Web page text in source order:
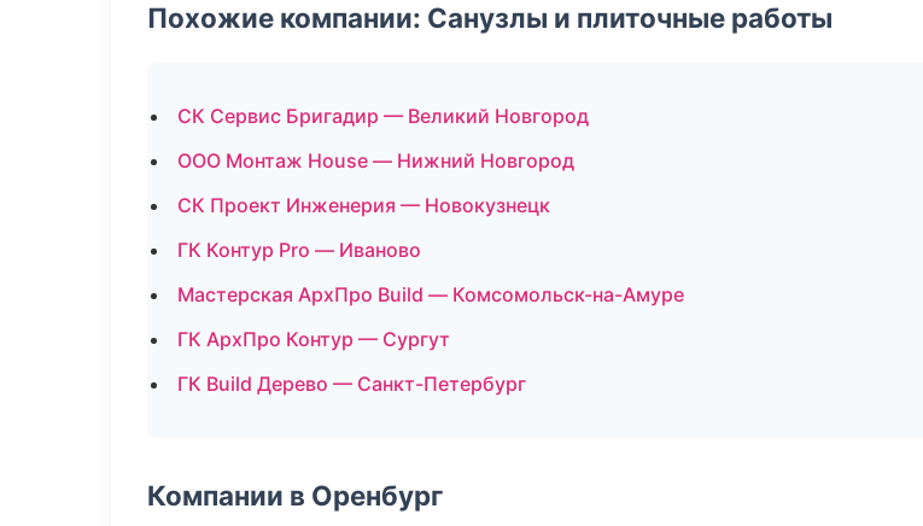
Похожие компании: Санузлы и плиточные работы
СК Сервис Бригадир — Великий Новгород
ООО Монтаж House — Нижний Новгород
СК Проект Инженерия — Новокузнецк
ГК Контур Pro — Иваново
Мастерская АрхПро Build — Комсомольск-на-Амуре
ГК АрхПро Контур — Сургут
ГК Build Дерево — Санкт-Петербург
Компании в Оренбург